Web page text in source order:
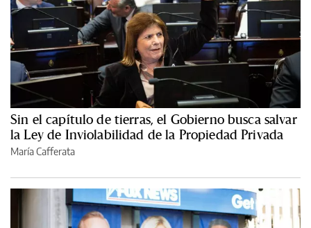
Sin el capítulo de tierras, el Gobierno busca salvar
la Ley de Inviolabilidad de la Propiedad Privada
María Cafferata